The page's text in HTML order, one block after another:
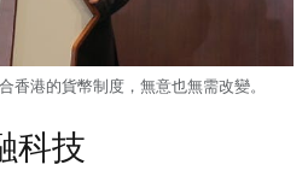
香港的貨幣制度，無意也無需改變。
科技